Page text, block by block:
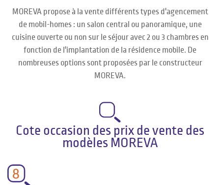
MOREVA propose à la vente différents types d'agencement
de mobil-homes : un salon central ou panoramique, une
cuisine ouverte ou non sur le séjour avec 2 ou 3 chambres en
fonction de l'implantation de la résidence mobile. De
nombreuses options sont proposées par le constructeur
MOREVA.
Cote occasion des prix de vente des
modèles MOREVA
8